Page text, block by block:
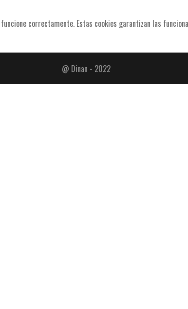
correctamente. Estas cookies garantizan las
@ Dinan - 2022